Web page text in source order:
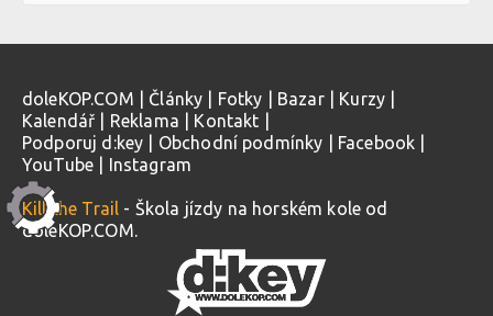
doleKOP.COM Články Fotky Bazar| Kurzy
Kalendář
Reklama Kontakt
Podporuj d:key
Obchodní podmínky Facebook
YouTube
Instagram
Kill the Trail - Škola jízdy na horském kole od
doleKOP.COM.